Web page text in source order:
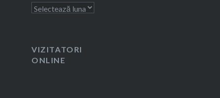
Arhivă
VIZITATORI
ONLINE